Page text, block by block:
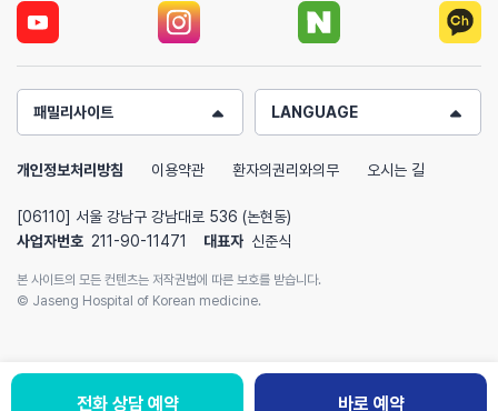
패밀리사이트 LANGUAGE
개인정보처리방침 이용약관 환자의권리와의무 오시는 길
[06110] 서울 강남구 강남대로 536 (논현동)
사업자번호 211-90-11471 대표자 신준식
본 사이트의 모든 컨텐츠는 저작권법에 따른 보호를 받습니다.
© Jaseng Hospital of Korean medicine.
전화 상담 예약 바로 예약